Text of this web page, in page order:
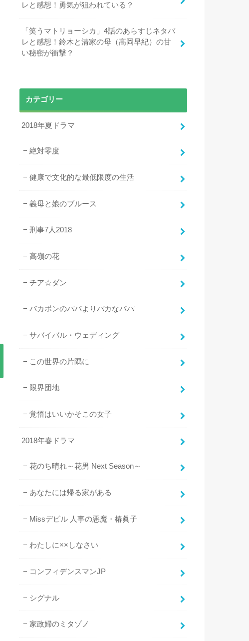
レと感想！勇気が狙われている？
「笑うマトリョーシカ」4話のあらすじネタバ
レと感想！鈴木と清家の母（高岡早紀）の甘
い秘密が衝撃？
カテゴリー
2018年夏ドラマ
絶対零度
健康で文化的な最低限度の生活
義母と娘のブルース
刑事7人2018
高嶺の花
チア☆ダン
バカボンのパパよりバカなパパ
サバイバル・ウェディング
この世界の片隅に
限界団地
覚悟はいいかそこの女子
2018年春ドラマ
花のち晴れ～花男 Next Season～
あなたには帰る家がある
Missデビル 人事の悪魔・椿眞子
わたしに××しなさい
コンフィデンスマンJP
シグナル
家政婦のミタゾノ